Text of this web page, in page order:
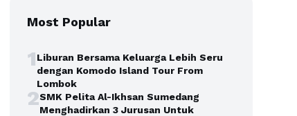
Most Popular
1Liburan Bersama Keluarga Lebih Seru
dengan Komodo Island Tour From
Lombok
2SMK Pelita Al-Ikhsan Sumedang
Menghadirkan 3 Jurusan Untuk